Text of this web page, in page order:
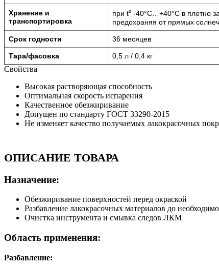
Хранение и
транспортировка
при t⁰ -40°С…+40°С в плотно
предохраняя от прямых
Срок годности 36 месяцев
Тара/фасовка 0,5 л / 0,4 кг
Свойства
Высокая растворяющая способность
Оптимальная скорость испарения
Качественное обезжиривание
Допущен по стандарту ГОСТ 33290-2015
Не изменяет качество получаемых лакокрасочных
ОПИСАНИЕ ТОВАРА
Назначение:
Обезжиривание поверхностей перед окраской
Разбавление лакокрасочных материалов до
Очистка инструмента и смывка следов ЛКМ
Область применения:
Разбавление: